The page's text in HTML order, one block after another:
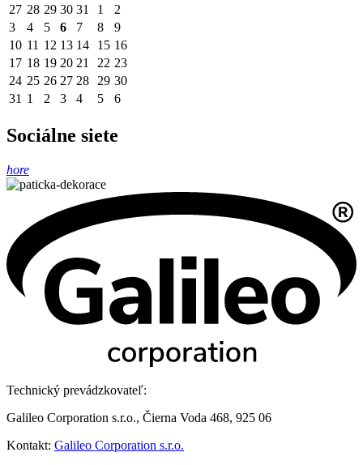
27 28 29 30 31 1
2
3
4 5 6 7 8
9
10 11 12 13 14 15 16
17 18 19 20 21 22 23
24 25 26 27 28 29 30
31 1 2 3 4 5 6
Sociálne siete
hore
Technický prevádzkovateľ:
Galileo Corporation s.r.o., Čierna Voda 468, 925 06
Kontakt: Galileo Corporation s.r.o.